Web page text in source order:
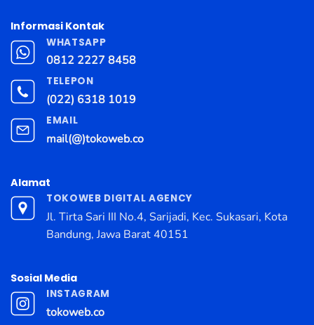
Informasi Kontak
WHATSAPP
0812 2227 8458
TELEPON
(022) 6318 1019
EMAIL
mail(@)tokoweb.co
Alamat
TOKOWEB DIGITAL AGENCY
Jl. Tirta Sari III No.4, Sarijadi, Kec. Sukasari, Kota
Bandung, Jawa Barat 40151
Sosial Media
INSTAGRAM
tokoweb.co